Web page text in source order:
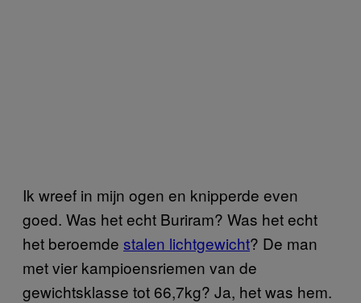
Ik wreef in mijn ogen en knipperde even
goed. Was het echt Buriram? Was het echt
het beroemde stalen lichtgewicht? De man
met vier kampioensriemen van de
gewichtsklasse tot 66,7kg? Ja, het was hem.